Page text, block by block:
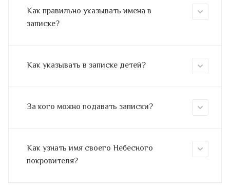
Как правильно указывать имена в
записке?
Как указывать в записке детей?
За кого можно подавать записки?
Как узнать имя своего Небесного
покровителя?